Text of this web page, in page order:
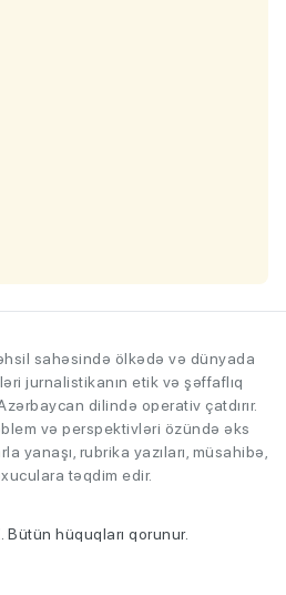
sahəsində ölkədə və dünyada
jurnalistikanın etik və şəffaflıq
dilində operativ çatdırır.
və perspektivləri özündə əks
yanaşı, rubrika yazıları, müsahibə,
təqdim edir.
hüquqları qorunur.